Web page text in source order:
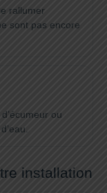
rallumer
sont pas encore
ou
installation